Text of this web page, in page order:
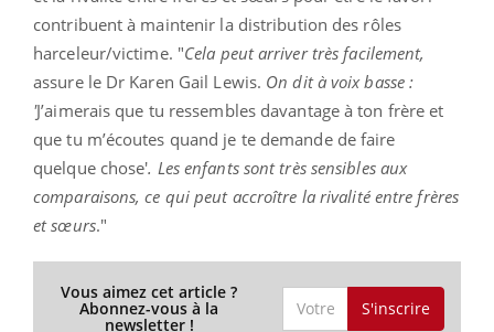
contribuent à maintenir la distribution des rôles
harceleur/victime. "Cela peut arriver très facilement,
assure le Dr Karen Gail Lewis. On dit à voix basse :
'J’aimerais que tu ressembles davantage à ton frère et
que tu m’écoutes quand je te demande de faire
quelque chose'. Les enfants sont très sensibles aux
comparaisons, ce qui peut accroître la rivalité entre frères
et sœurs."
Vous aimez cet article ?
Abonnez-vous à la
newsletter !
S'inscrire